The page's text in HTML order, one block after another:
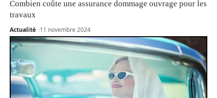
Combien coûte une assurance dommage ouvrage pour les
travaux
Actualité 11 novembre 2024